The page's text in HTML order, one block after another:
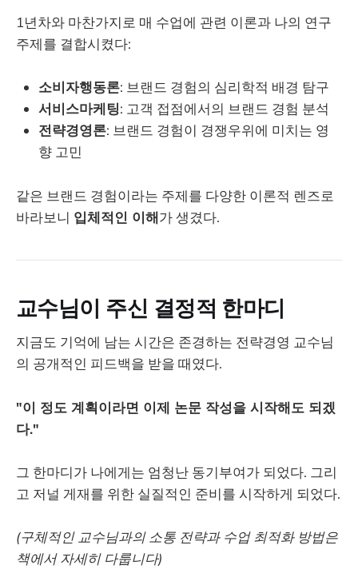
1년차와 마찬가지로 매 수업에 관련 이론과 나의 연구
주제를 결합시켰다:
소비자행동론: 브랜드 경험의 심리학적 배경 탐구
서비스마케팅: 고객 접점에서의 브랜드 경험 분석
전략경영론: 브랜드 경험이 경쟁우위에 미치는 영
향 고민
같은 브랜드 경험이라는 주제를 다양한 이론적 렌즈로
바라보니 입체적인 이해가 생겼다.
교수님이 주신 결정적 한마디
지금도 기억에 남는 시간은 존경하는 전략경영 교수님
의 공개적인 피드백을 받을 때였다.
"이 정도 계획이라면 이제 논문 작성을 시작해도 되겠
다."
그 한마디가 나에게는 엄청난 동기부여가 되었다. 그리
고 저널 게재를 위한 실질적인 준비를 시작하게 되었다.
(구체적인 교수님과의 소통 전략과 수업 최적화 방법은
책에서 자세히 다룹니다)